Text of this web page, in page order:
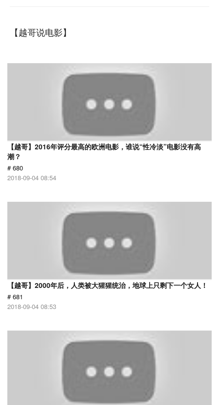
【越哥说电影】
【越哥】2016年评分最高的欧洲电影，谁说“性冷淡”电影没有高
潮？
# 680
2018-09-04 08:54
【越哥】2000年后，人类被大猩猩统治，地球上只剩下一个女人！
# 681
2018-09-04 08:53